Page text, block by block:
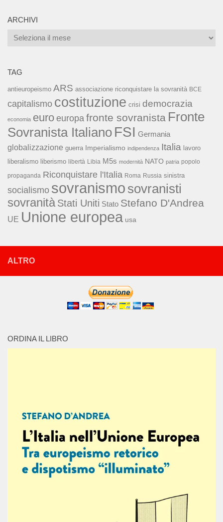
ARCHIVI
Archivi
TAG
antieuropeismo ARS associazione riconquistare la sovranità BCE
capitalismo costituzione crisi democrazia
economia euro europa fronte sovranista Fronte
Sovranista Italiano FSI Germania
globalizzazione guerra Imperialismo indipendenza Italia lavoro
liberalismo liberismo libertà Libia M5s modernità NATO patria popolo
propaganda Riconquistare l'Italia Roma Russia sinistra
socialismo sovranismo sovranisti
sovranità Stati Uniti Stato Stefano D'Andrea
UE Unione europea usa
ALTRO
ORDINA IL LIBRO